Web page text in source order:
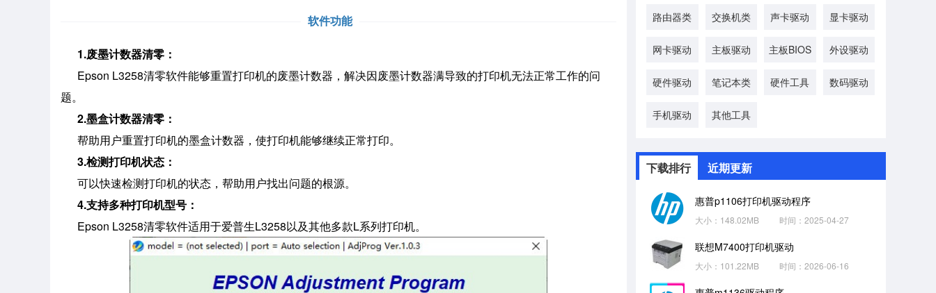
软件功能
1.废墨计数器清零：
Epson L3258清零软件能够重置打印机的废墨计数器，解决因废墨计数器满导致的打印机无法正常工作的问
题。
2.墨盒计数器清零：
帮助用户重置打印机的墨盒计数器，使打印机能够继续正常打印。
3.检测打印机状态：
可以快速检测打印机的状态，帮助用户找出问题的根源。
4.支持多种打印机型号：
Epson L3258清零软件适用于爱普生L3258以及其他多款L系列打印机。
路由器类 交换机类 声卡驱动 显卡驱动
网卡驱动 主板驱动 主板BIOS 外设驱动
硬件驱动 笔记本类 硬件工具 数码驱动
手机驱动 其他工具
下载排行 近期更新
惠普p1106打印机驱动程序
大小：148.02MB 时间：2025-04-27
联想M7400打印机驱动
大小：101.22MB 时间：2026-06-16